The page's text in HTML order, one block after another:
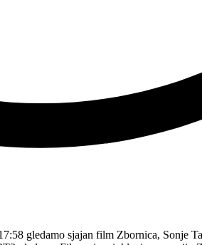
gledamo sjajan film Zbornica, Sonje